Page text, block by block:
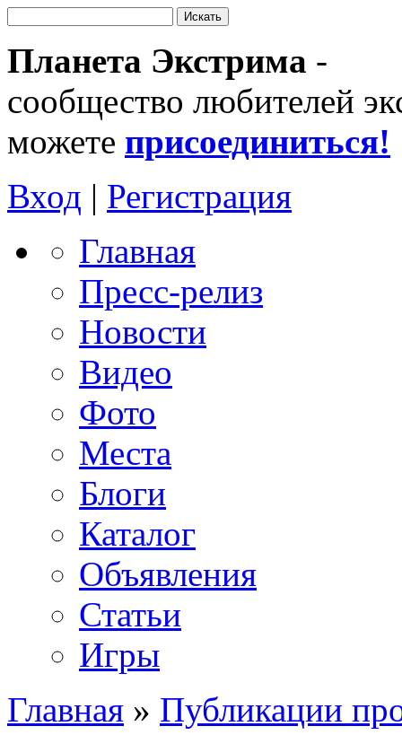
Планета Экстрима -
сообщество любителей
можете присоединиться!
Вход | Регистрация
Главная
Пресс-релиз
Новости
Видео
Фото
Места
Блоги
Каталог
Объявления
Статьи
Игры
Главная » Публикации